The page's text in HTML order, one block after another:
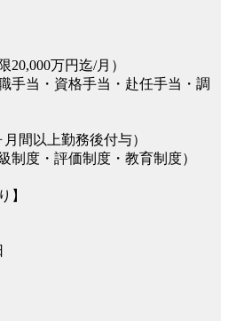
万円迄/月）
手当・資格手当・赴任手当・調
間以上勤務後付与）
度・評価制度・教育制度）
】